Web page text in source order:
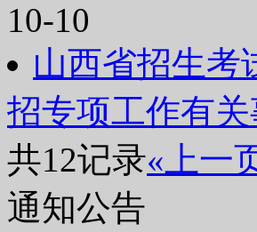
10-10
山西省招生考
招专项工作有
共12记录«上一
通知公告